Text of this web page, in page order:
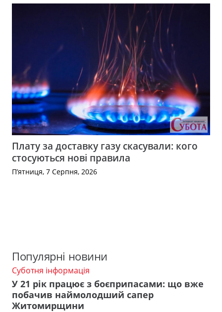
Плату за доставку газу скасували: кого
стосуються нові правила
П’ятниця, 7 Серпня, 2026
Популярні новини
Суботня інформація
У 21 рік працює з боєприпасами: що вже
побачив наймолодший сапер
Житомирщини